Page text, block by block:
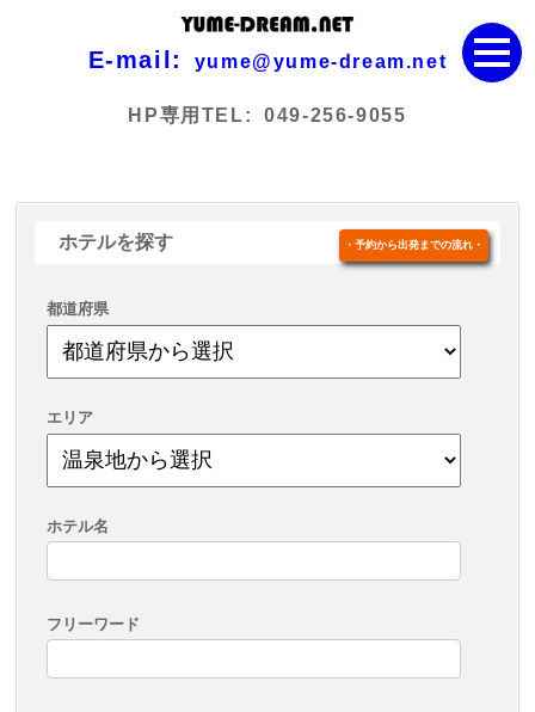
E-mail: yume@yume-dream.net
HP専用TEL: 049-256-9055
ホテルを探す ・予約から出発までの流れ・
都道府県
エリア
ホテル名
フリーワード